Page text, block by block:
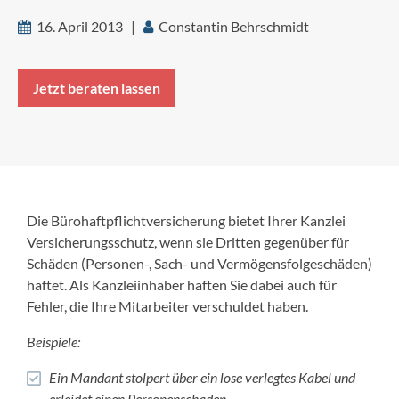
16. April 2013 | Constantin Behrschmidt
Jetzt beraten lassen
Die Bürohaftpflichtversicherung bietet Ihrer Kanzlei
Versicherungsschutz, wenn sie Dritten gegenüber für
Schäden (Personen-, Sach- und Vermögensfolgeschäden)
haftet. Als Kanzleiinhaber haften Sie dabei auch für
Fehler, die Ihre Mitarbeiter verschuldet haben.
Beispiele:
Ein Mandant stolpert über ein lose verlegtes Kabel und